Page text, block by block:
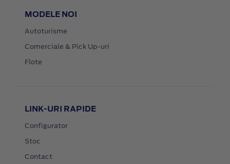
MODELE NOI
Autoturisme
Comerciale & Pick Up-uri
Flote
LINK-URI RAPIDE
Configurator
Stoc
Contact